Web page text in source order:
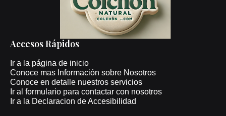
Accesos Rápidos
Ir a la página de inicio
Conoce mas Información sobre Nosotros
Conoce en detalle nuestros servicios
Ir al formulario para contactar con nosotros
Ir a la Declaracion de Accesibilidad